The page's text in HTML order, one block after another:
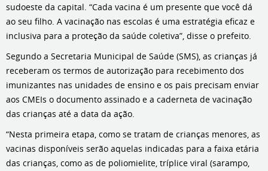
sudoeste da capital. “Cada vacina é um presente que você dá
ao seu filho. A vacinação nas escolas é uma estratégia eficaz e
inclusiva para a proteção da saúde coletiva”, disse o prefeito.
Segundo a Secretaria Municipal de Saúde (SMS), as crianças já
receberam os termos de autorização para recebimento dos
imunizantes nas unidades de ensino e os pais precisam enviar
aos CMEIs o documento assinado e a caderneta de vacinação
das crianças até a data da ação.
“Nesta primeira etapa, como se tratam de crianças menores, as
vacinas disponíveis serão aquelas indicadas para a faixa etária
das crianças, como as de poliomielite, tríplice viral (sarampo,